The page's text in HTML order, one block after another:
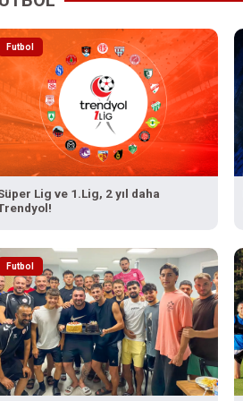
Futbol
Lig ve 1.Lig, 2 yıl daha
Futbol